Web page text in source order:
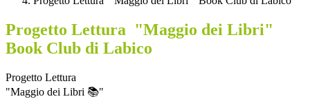
Progetto Lettura "Maggio dei Libri"
Book Club di Labico
Progetto Lettura
"Maggio dei Libri 📚"